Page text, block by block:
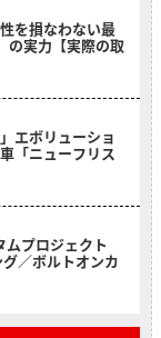
を損なわない最
の実力【実際の取
エボリューショ
「ニューフリス
プロジェクト
／ボルトオンカ